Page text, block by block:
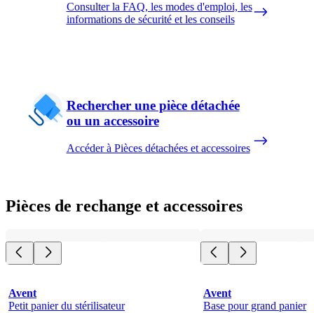
Consulter la FAQ, les modes d'emploi, les
informations de sécurité et les conseils
Rechercher une pièce détachée
ou un accessoire
Accéder à Pièces détachées et accessoires
Pièces de rechange et accessoires
Avent
Petit panier du stérilisateur
Avent
Base pour grand panier